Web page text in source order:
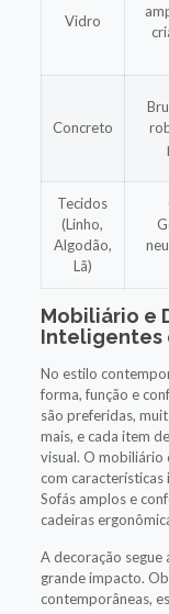
Vidro
Concreto
Tecidos
(Linho,
Algodão,
Lã)
Mobiliário e
Inteligentes
No estilo
forma, função e
são preferidas,
mais, e cada item
visual. O mobiliário
com
Sofás amplos e
cadeiras
A decoração segue
grande impacto.
contemporâneas,